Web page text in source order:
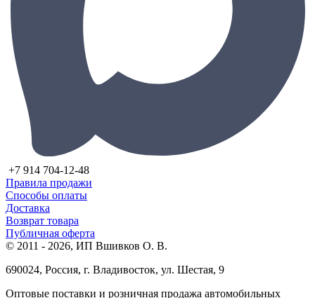
+7 914 704-12-48
Правила продажи
Способы оплаты
Доставка
Возврат товара
Публичная оферта
© 2011 - 2026, ИП Вшивков О. В.
690024, Россия, г. Владивосток, ул. Шестая, 9
Оптовые поставки и розничная продажа автомобильных